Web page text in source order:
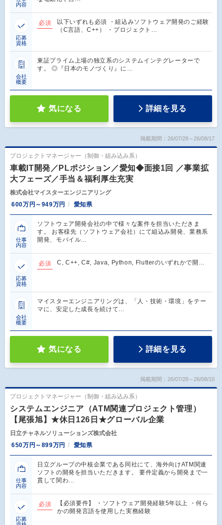
内容
応募
資格
必須
以下いずれも必須 ・組込みソフトウェア開発のご経験
（C言語、C++） ・プロジェクト…
会社
概要
東証プライム上場の独立系のシステムインテグレーターで
す。 ◎『日本のモノづくり』に…
気になる 詳細を見る
掲載期間：26/07/28～26/08/17
プロジェクトマネージャー（制御・組み込み系）
車載IT開発／PLポジション／愛知◆面接1回 ／事業拡
大フェーズ／手当＆福利厚生充実
株式会社マイスターエンジニアリング
600万円～949万円
愛知県
仕事
内容
ソフトウェア開発会社の中で様々な案件を担当いただきま
す。 お客様先（ソフトウェア会社）にて組込み開発、業務系
開発、モバイル…
応募
資格
必須 C, C++, C#, Java, Python, Flutterのいずれかで開…
会社
概要
マイスターエンジニアリングは、「人・技術・環境」をテー
マに、安定した成長を続けて…
気になる 詳細を見る
掲載期間：26/07/28～26/08/10
プロジェクトマネージャー（制御・組み込み系）
システムエンジニア（ATM関連プロジェクト管理）
【尾張旭】★休日126日★グローバル企業
日立チャネルソリューションズ株式会社
650万円～899万円
愛知県
仕事
内容
日立グループの中核企業である同社にて、海外向けATM関連
ソフトの開発を担当いただきます。 要件定義から開発まで一
貫して関わ…
応募
必須
【必須要件】 ・ソフトウェア開発経験5年以上 ・何ら
かの開発言語を使用した実務経験